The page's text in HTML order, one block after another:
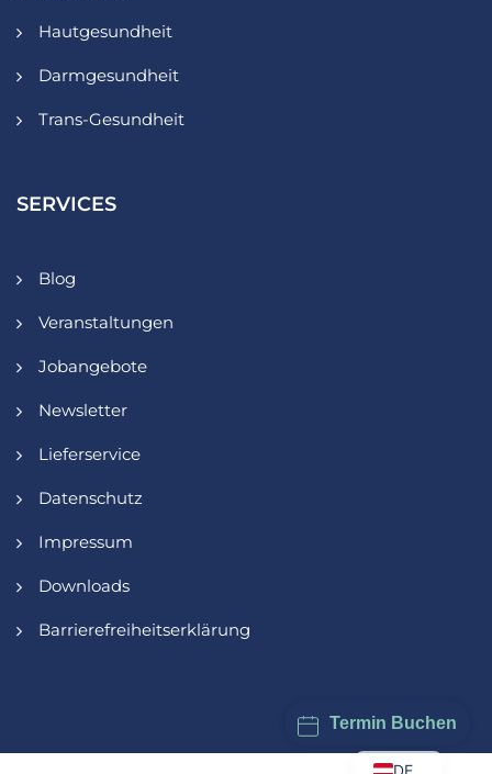
Hautgesundheit
Darmgesundheit
Trans-Gesundheit
SERVICES
Blog
Veranstaltungen
Jobangebote
Newsletter
Lieferservice
Datenschutz
Impressum
Downloads
Barrierefreiheitserklärung
DE
Termin Buchen